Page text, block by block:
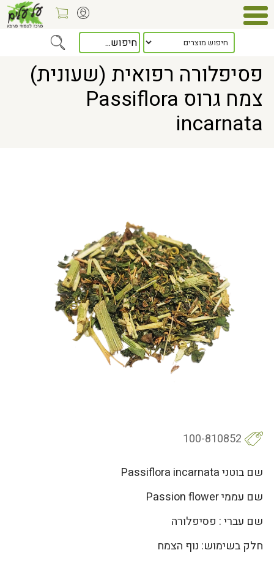
> פסיפלורה רפואית (שעונית) צמח גרוס Passiflora incarnata
פסיפלורה רפואית (שעונית)
צמח גרוס Passiflora
incarnata
100-810852
שם בוטני Passiflora incarnata
שם עממי Passion flower
שם עברי : פסיפלורה
חלק בשימוש: נוף הצמח